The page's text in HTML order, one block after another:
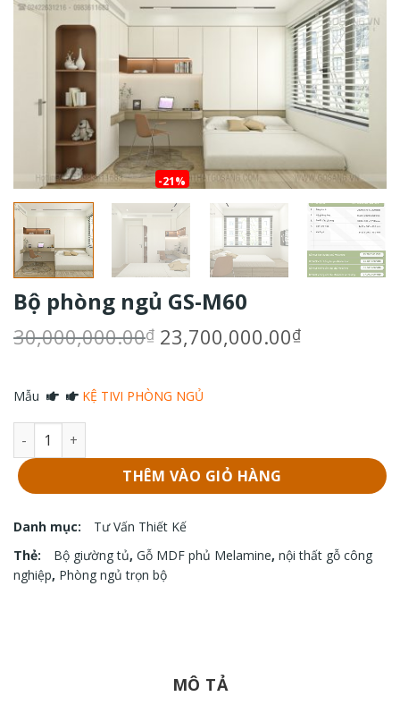
-21%
Bộ phòng ngủ GS-M60
30,000,000.00₫ Giá
gốc
30,000,000.00₫.
23,700,000.00₫Giá
Mẫu KỆ TIVI PHÒNG NGỦ
Bộ phòng ngủ GS-M60 số lượng
THÊM VÀO GIỎ HÀNG
Danh mục:
Tư Vấn Thiết Kế
Thẻ:
Bộ giường tủ, Gỗ MDF phủ Melamine, nội thất gỗ công
nghiệp, Phòng ngủ trọn bộ
MÔ TẢ